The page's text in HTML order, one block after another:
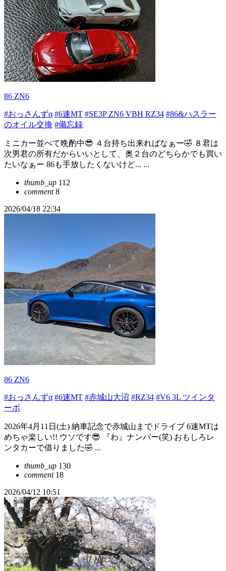
86 ZN6
#おっさんずα #6速MT #SE3P ZN6 VBH RZ34 #86&ハスラー
のオイル交換 #備忘録
ミニカー並べて晩酌中😎 ４台持ち出来ればなぁー🤣 ８君は
次男君の所有だからいいとして、奥２台のどちらかでも買い
たいなぁー 86も手放したくないけど... ...
thumb_up 112
comment8
2026/04/18 22:34
86 ZN6
#おっさんずα #6速MT #赤城山大沼 #RZ34 #V6 3L ツインタ
ーボ
2026年4月11日(土) 納車記念で赤城山までドライブ 6速MTは
めちゃ楽しい!! ウソです😎 『わ』ナンバー(笑) おもしろレ
ンタカーで借りました🤣 ...
thumb_up 130
comment18
2026/04/12 10:51